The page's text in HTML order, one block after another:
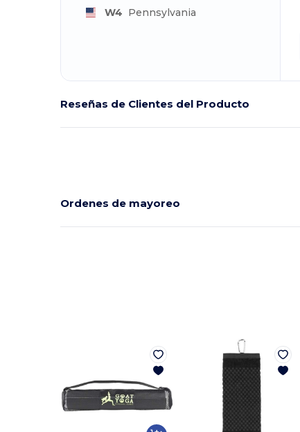
W4 Pennsylvania
Reseñas de Clientes del Producto
Ordenes de mayoreo